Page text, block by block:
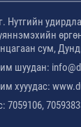
Нутгийн
сум,
шуудан:
хууудас:
7059106,